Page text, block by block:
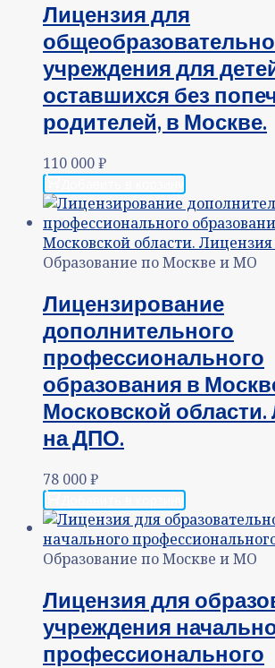
Лицензия для
учреждения для
оставшихся без
родителей, в Москве.
110 000₽
Образование по Москве и МО
Лицензирование
дополнительного
профессионального
образования в
Московской
на ДПО.
78 000₽
Образование по Москве и МО
Лицензия для
учреждения
профессионального